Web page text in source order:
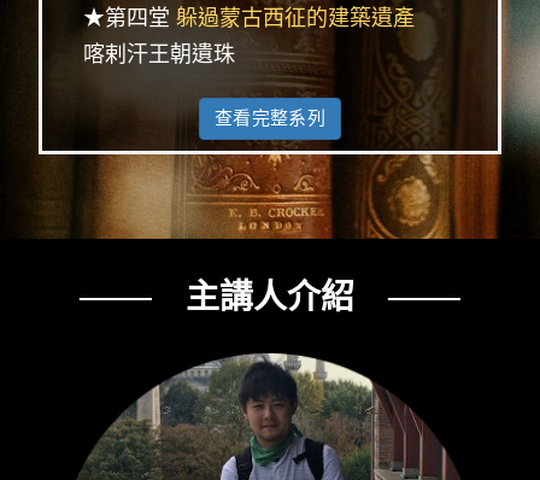
★第四堂 躲過蒙古西征的建築遺產
喀剌汗王朝遺珠
查看完整系列
─── 主講人介紹 ───